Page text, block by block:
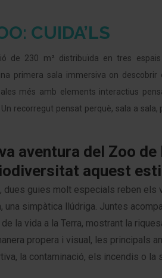
CUIDA’LS
de 230 m² distribuïda en tres
primera sala immersiva on
més amb elements interactius
recorregut pensat perquè, sala a
aventura del Zoo
aquest
dues guies molt especials reben els
una simpàtica llúdriga. Juntes
la vida a la Terra, mostrant la
propera i visual, les principals
la contaminació, els incendis o